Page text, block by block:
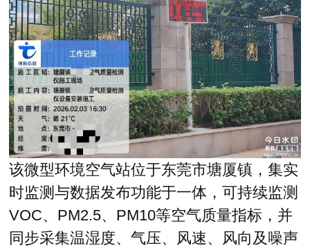
该微型环境空气站位于东莞市塘厦镇，集实
时监测与数据发布功能于一体，可持续监测
VOC、PM2.5、PM10等空气质量指标，并
同步采集温湿度、气压、风速、风向及噪声